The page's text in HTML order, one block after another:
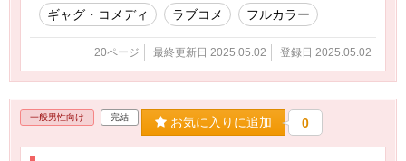
ギャグ・コメディ ラブコメ フルカラー
20ページ 最終更新日 2025.05.02 登録日 2025.05.02
一般男性向け 完結 お気に入りに追加 0